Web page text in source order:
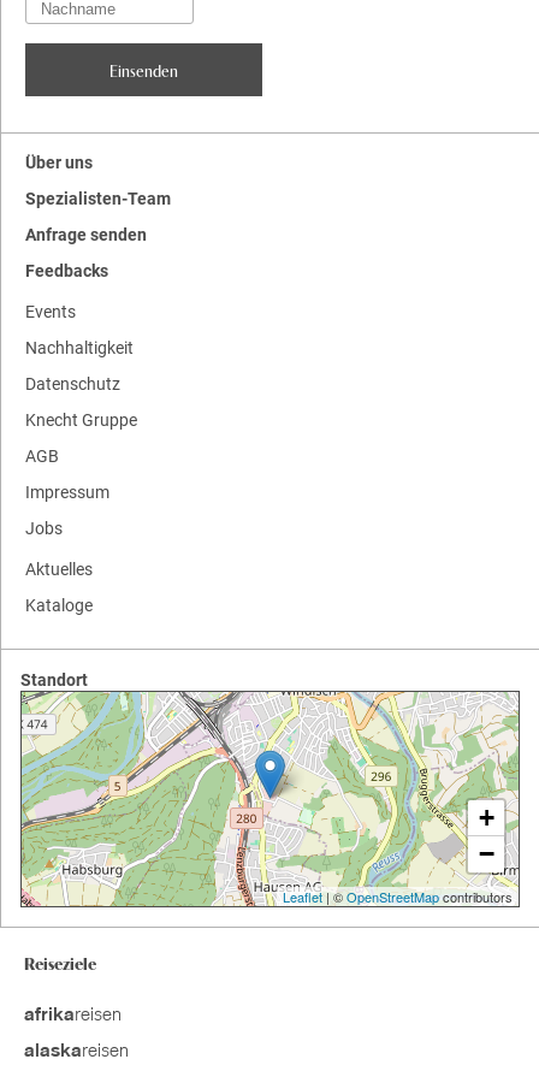
Über uns
Spezialisten-Team
Anfrage senden
Feedbacks
Events
Nachhaltigkeit
Datenschutz
Knecht Gruppe
AGB
Impressum
Jobs
Aktuelles
Kataloge
Standort
+
−
Leaflet| ©OpenStreetMapcontributors
Reiseziele
afrikareisen
alaskareisen